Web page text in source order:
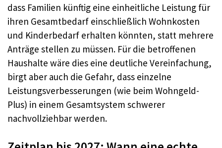
dass Familien künftig eine einheitliche Leistung für
ihren Gesamtbedarf einschließlich Wohnkosten
und Kinderbedarf erhalten könnten, statt mehrere
Anträge stellen zu müssen. Für die betroffenen
Haushalte wäre dies eine deutliche Vereinfachung,
birgt aber auch die Gefahr, dass einzelne
Leistungsverbesserungen (wie beim Wohngeld-
Plus) in einem Gesamtsystem schwerer
nachvollziehbar werden.